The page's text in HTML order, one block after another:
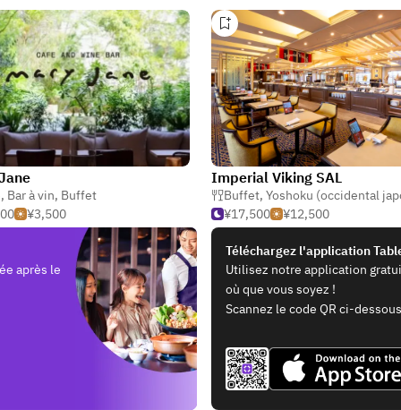
, Bar à vin, Buffet
¥3,500
Imperial Viking SAL
Buffet, Yoshoku (occidental
¥17,500
¥12,500
après le
Téléchargez l'application
Utilisez notre application
où que vous soyez !
Scannez le code QR ci-